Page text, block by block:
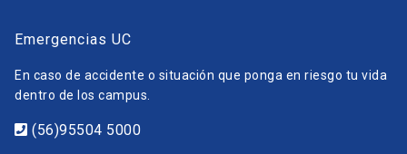
Emergencias UC
En caso de accidente o situación que ponga en riesgo tu vida
dentro de los campus.
(56)95504 5000